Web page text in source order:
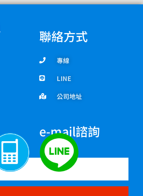
聯絡方式
專線
LINE
公司地址
e-mail諮詢